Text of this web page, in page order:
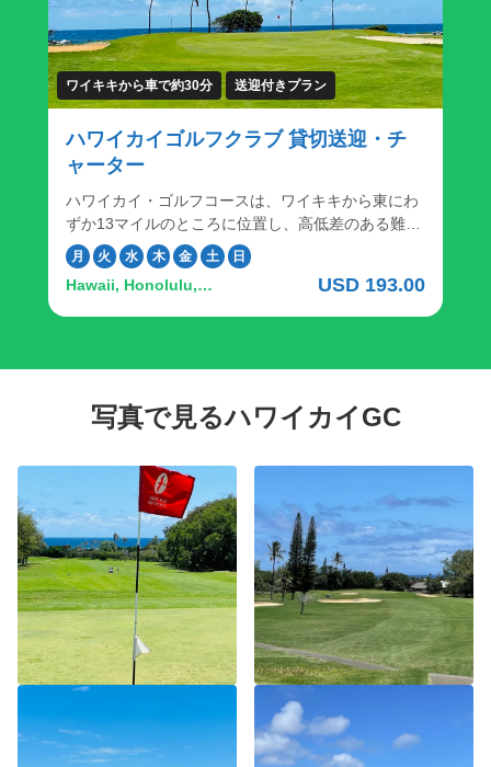
ロカイ・ルームは60名までの小規模でのパーティー
に最適。また、クラブハウスの上層階を貸し切り、
大規模なイベントにも対応できます。 チャンピオン
シップコース 18ホール、パー72 赤：5,582ヤード
72.1/123 白：6,192ヤード 68.8/122 青：6,500ヤー
す＞ 「ハワイでゴルフはしたいけど、日本からキャ
ディーバッグを持ってくるのは面倒」、「手ぶらで
ゴルフしたい」そんな方はレンタルクラブのご利用
が便利です。 申し込み方法：ゴルフプレーのご予約
時、追加オプションが表示されますので、ご希望の
レンタルクラブを選択ください。
ワイキキから車で約30分 送迎付きプラン
ハワイカイゴルフクラブ 貸切送迎・チ
ャーター
ハワイカイ・ゴルフコースは、ワイキキから東にわ
ずか13マイルのところに位置し、高低差のある難し
いレイアウトと巧みなドッグレッグホールが特徴の
チャンピオンシップコースで、遠くにはモロカイ島
の素晴らしい景色が広がっています。ロバート・ト
レント・ジョーンズ設計の18ホールのエグゼクティ
しくてカジュアルな環境です。 イベントに最適な環
境で、オアフ島東部に位置し、ゴルフコースとサン
ケット施設です。ココヘッド・ルームは160名様ま
で、モロカイ・ルームは60名様までの小規模で内輪
のお祝いに最適です。また、クラブハウスの上層階
を貸し切り、大規模なイベントにも対応できます。
チャンピオンシップコース 18ホール、パー72 赤：
5,582ヤード 72.1/123 白：6,192ヤード 68.8/122
青：6,500ヤード 70/124 エグゼクティブコース ＜
レンタルクラブの貸出も承っております＞ 「ハワイ
でゴルフはしたいけど、日本からキャディーバッグ
を持ってくるのは面倒」、「手ぶらでゴルフした
い」そんな方はレンタルクラブのご利用が便利で
す。 申し込み方法：ゴルフプレーのご予約時、追加
オプションが表示されますので、ご希望のレンタル
月 火 水 木 金 土 日
Hawaii, Honolulu,
USD 193.00
写真で見るハワイカイGC